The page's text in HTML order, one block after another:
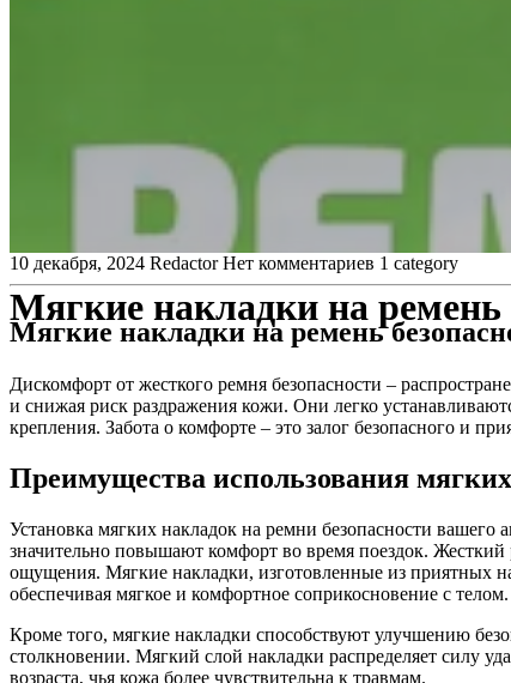
Мягкие накладки на ремень
10 декабря, 2024 Redactor Нет комментариев 1 category
Мягкие накладки на ремень
Дискомфорт от жесткого ремня безопасности –
и снижая риск раздражения кожи. Они легко
крепления. Забота о комфорте – это залог безопасного и
Преимущества использования
Установка мягких накладок на ремни безопасности
значительно повышают комфорт во время поездок.
ощущения. Мягкие накладки, изготовленные из приятных
обеспечивая мягкое и комфортное соприкосновение с
Кроме того, мягкие накладки способствуют улучшению
столкновении. Мягкий слой накладки распределяет силу
возраста, чья кожа более чувствительна к травмам.